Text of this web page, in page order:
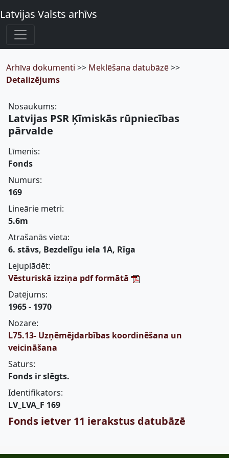
Latvijas Valsts arhīvs
Arhīva dokumenti >> Meklēšana datubāzē>>
Detalizējums
Nosaukums:
Latvijas PSR Ķīmiskās rūpniecības
pārvalde
Līmenis:
Fonds
Numurs:
169
Lineārie metri:
5.6m
Atrašanās vieta:
6. stāvs, Bezdelīgu iela 1A, Rīga
Lejuplādēt:
Vēsturiskā izziņa pdf formātā
Datējums:
1965 - 1970
Nozare:
L75.13- Uzņēmējdarbības koordinēšana un
veicināšana
Saturs:
Fonds ir slēgts.
Identifikators:
LV_LVA_F 169
Fonds ietver 11 ierakstus datubāzē